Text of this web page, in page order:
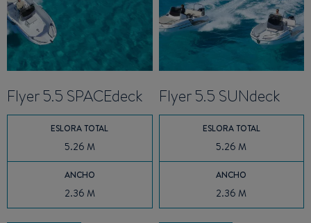
Flyer 5.5 SPACEdeck
ESLORA TOTAL
5.26 M
ANCHO
2.36 M
Flyer 5.5 SUNdeck
ESLORA TOTAL
5.26 M
ANCHO
2.36 M